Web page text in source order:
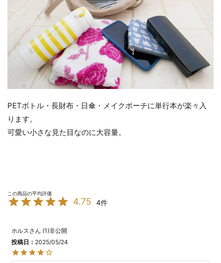
PETボトル・長財布・日傘・メイクポーチに単行本が楽々入
ります。
可愛い小さな見た目なのに大容量。
4.75 4
ホルス 1 非公開
投稿日
2025/05/24